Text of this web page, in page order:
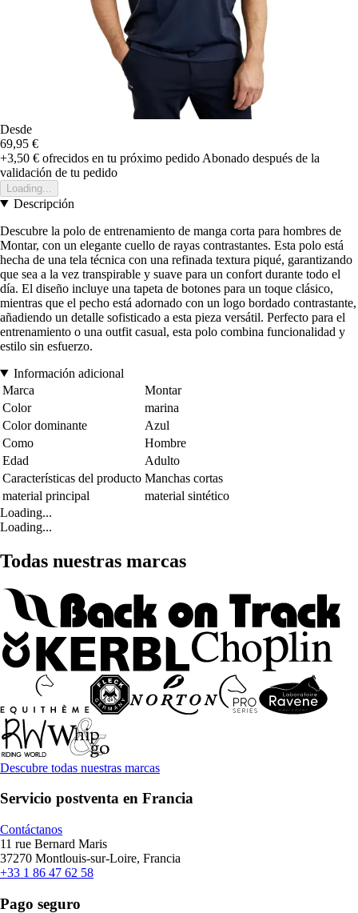
Desde
69,95 €
+3,50 € ofrecidos en tu próximo pedido Abonado después de la
validación de tu pedido
Loading...
Descripción
Descubre la polo de entrenamiento de manga corta para hombres de
Montar, con un elegante cuello de rayas contrastantes. Esta polo está
hecha de una tela técnica con una refinada textura piqué, garantizando
que sea a la vez transpirable y suave para un confort durante todo el
día. El diseño incluye una tapeta de botones para un toque clásico,
mientras que el pecho está adornado con un logo bordado contrastante,
añadiendo un detalle sofisticado a esta pieza versátil. Perfecto para el
entrenamiento o una outfit casual, esta polo combina funcionalidad y
estilo sin esfuerzo.
Información adicional
Marca
Montar
Color
marina
Color dominante
Azul
Como
Hombre
Edad
Adulto
Características del producto Manchas cortas
material principal
material sintético
Loading...
Loading...
Todas nuestras marcas
Descubre todas nuestras marcas
Servicio postventa en Francia
Contáctanos
11 rue Bernard Maris
37270 Montlouis-sur-Loire, Francia
+33 1 86 47 62 58
Pago seguro